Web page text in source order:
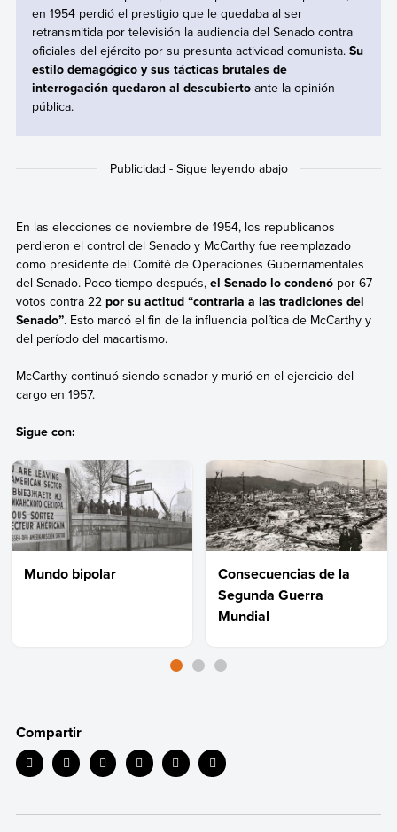
en 1954 perdió el prestigio que le quedaba al ser
retransmitida por televisión la audiencia del Senado contra
oficiales del ejército por su presunta actividad comunista. Su
estilo demagógico y sus tácticas brutales de
interrogación quedaron al descubiertoante la opinión
pública.
En las elecciones de noviembre de 1954, los republicanos
perdieron el control del Senado y McCarthy fue reemplazado
como presidente del Comité de Operaciones Gubernamentales
del Senado. Poco tiempo después, el Senado lo condenópor 67
votos contra 22por su actitud “contraria a las tradiciones del
Senado”. Esto marcó el fin de la influencia política de McCarthy y
del período del macartismo.
McCarthy continuó siendo senador y murió en el ejercicio del
cargo en 1957.
Sigue con:
Mundo bipolar
Consecuencias de la
Segunda Guerra
Mundial
Compartir